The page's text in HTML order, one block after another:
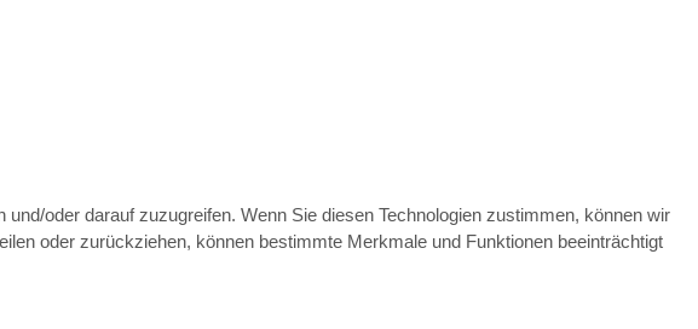
oder darauf zuzugreifen. Wenn Sie diesen Technologien zustimmen, können wir
oder zurückziehen, können bestimmte Merkmale und Funktionen beeinträchtigt